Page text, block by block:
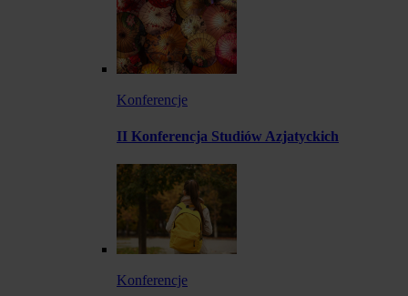
Konferencje
II Konferencja Studiów Azjatyckich
Konferencje